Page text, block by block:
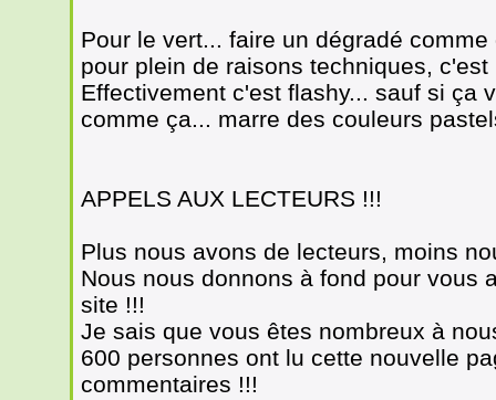
Pour le vert... faire un dégradé
pour plein de raisons techniques,
Effectivement c'est flashy... sauf si ça
comme ça... marre des couleurs
APPELS AUX LECTEURS !!!
Plus nous avons de lecteurs, moins
Nous nous donnons à fond pour vous
site !!!
Je sais que vous êtes nombreux à
600 personnes ont lu cette nouvelle
commentaires !!!